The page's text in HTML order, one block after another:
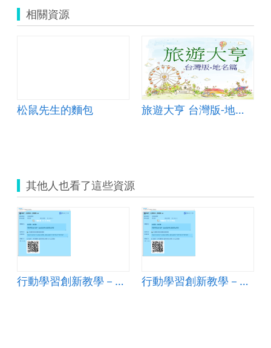
相關資源
松鼠先生的麵包 旅遊大亨 台灣版-地名篇
其他人也看了這些資源
行動學習創新教學－健康促進學校議題探究學習 行動學習創新教學－健康促進學校議題探究學習